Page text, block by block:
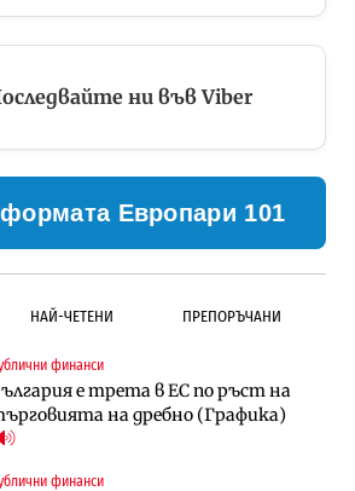
ни във Viber
Европари 101
НАЙ-ЧЕТЕНИ ПРЕПОРЪЧАНИ
финанси
е трета в ЕС по ръст на
на дребно (Графика)
финанси
на тунела под
ще върви паралелно с
оценки
на тунела под
ще върви паралелно с
оценки